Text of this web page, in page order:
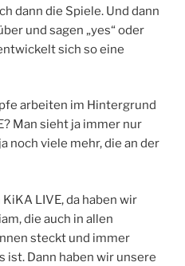
dann die Spiele. Und dann
und sagen „yes“ oder
sich so eine
arbeiten im Hintergrund
Man sieht ja immer nur
noch viele mehr, die an der
LIVE, da haben wir
die auch in allen
steckt und immer
ist. Dann haben wir unsere